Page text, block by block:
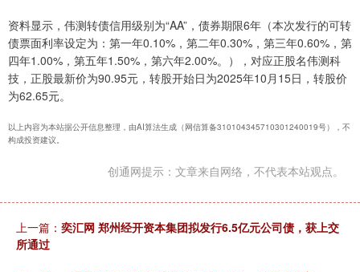
资料显示，伟测转债信用级别为“AA”，债券期限6年（本次发行的可转
债票面利率设定为：第一年0.10%，第二年0.30%，第三年0.60%，第
四年1.00%，第五年1.50%，第六年2.00%。），对应正股名伟测科
技，正股最新价为90.95元，转股开始日为2025年10月15日，转股价
为62.65元。
以上内容为本站据公开信息整理，由AI算法生成（网信算备310104345710301240019号），不
构成投资建议。
创通网提示：文章来自网络，不代表本站观点。
上一篇： 奕汇网 郑州经开资本集团拟发行6.5亿元公司债，获上交
所通过